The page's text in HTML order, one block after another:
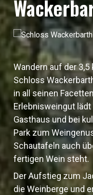
Wandern auf der
Schloss
in all seinen
Erlebnisweingut
Gasthaus und bei
Park zum
Schautafeln auch
fertigen Wein steht.
Der Aufstieg zum
die Weinberge und